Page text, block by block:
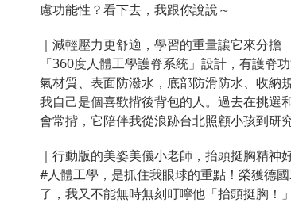
慮功能性？看下去，我跟你說說～
｜減輕壓力更舒適，學習的重量讓它來分擔
「360度人體工學護脊系統」設計，有護
氣材質、表面防潑水，底部防滑防水、收納
我自己是個喜歡揹後背包的人。過去在挑選
會常揹，它陪伴我從浪跡台北照顧小孩到研
｜行動版的美姿美儀小老師，抬頭挺胸精神好
#人體工學，是抓住我眼球的重點！榮獲德
了，我又不能無時無刻叮嚀他「抬頭挺胸